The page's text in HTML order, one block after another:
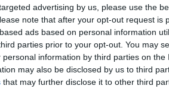
advertising by us, please use the
note that after your opt-out request is
ads based on personal information
parties prior to your opt-out. You may
information by third parties on the
may also be disclosed by us to third
that may further disclose it to other third